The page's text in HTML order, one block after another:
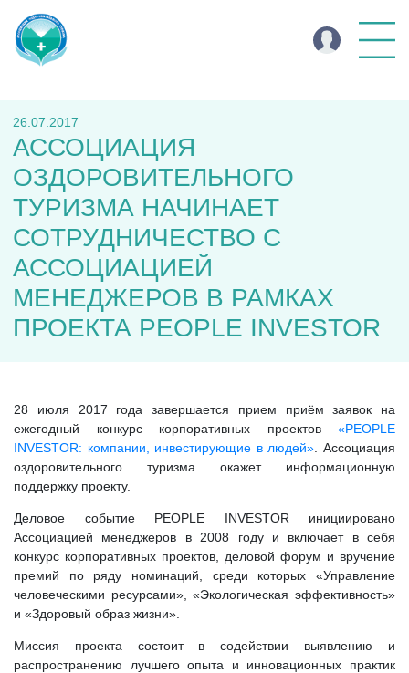
26.07.2017
АССОЦИАЦИЯ
ОЗДОРОВИТЕЛЬНОГО
ТУРИЗМА НАЧИНАЕТ
СОТРУДНИЧЕСТВО С
АССОЦИАЦИЕЙ
МЕНЕДЖЕРОВ В РАМКАХ
ПРОЕКТА PEOPLE INVESTOR
28 июля 2017 года завершается прием приём заявок на
ежегодный конкурс корпоративных проектов «PEOPLE
INVESTOR: компании, инвестирующие в людей» . Ассоциация
оздоровительного туризма окажет информационную
поддержку проекту.
Деловое событие PEOPLE INVESTOR инициировано
Ассоциацией менеджеров в 2008 году и включает в себя
конкурс корпоративных проектов, деловой форум и вручение
премий по ряду номинаций, среди которых «Управление
человеческими ресурсами», «Экологическая эффективность»
и «Здоровый образ жизни».
Миссия проекта состоит в содействии выявлению и
распространению лучшего опыта и инновационных практик